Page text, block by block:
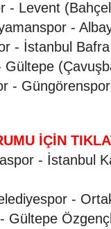
- Levent
-
- İstanbul
-
İÇİN
- İstanbul
-
Gültepe